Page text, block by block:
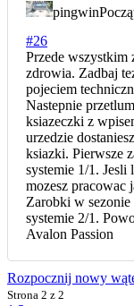
pingwin
#26
Przede wszystkim
zdrowia. Zadbaj
pojeciem
Nastepnie
ksiazeczki z
urzedzie
ksiazki. Pierwsze
systemie 1/1.
mozesz pracowac
Zarobki w
systemie 2/1.
Avalon Passion
Rozpocznij nowy
Strona 2 z 2